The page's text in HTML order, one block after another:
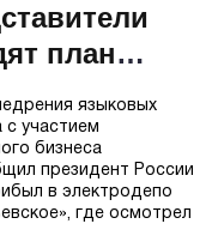
план
ИИ
языковых
с участием
бизнеса
президент России
в электродепо
где осмотрел